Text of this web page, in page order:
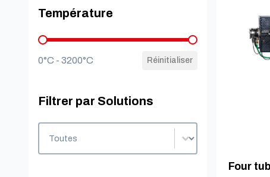
Température
Température
0°C - 3200°C Réinitialiser
Filtrer par Solutions
Four